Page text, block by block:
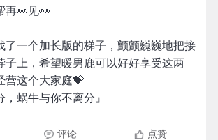
再👀见👀
了一个加长版的梯子，颤颤巍巍地把接
子上，希望暖男鹿可以好好享受这两
营这个大家庭💝
，蜗牛与你不离分』
评论 点赞